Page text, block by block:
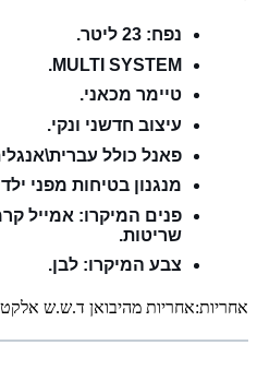
נפח: 23 ליטר.
MULTI SYSTEM.
טיימר מכאני.
עיצוב חדשני ונקי.
פאנל כולל
מנגנון בטיחות מפני
פנים המיקרו: אמייל
שריטות.
צבע המיקרו: לבן.
אחריות:אחריות מהיבואן ד.ש.ש